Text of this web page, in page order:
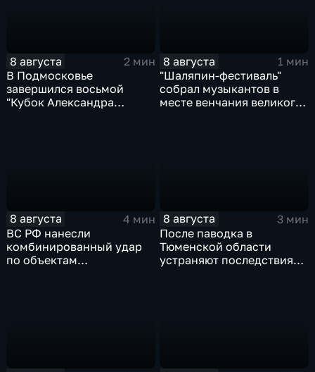
8 августа
2 мин
В Подмосковье
завершился восьмой
"Кубок Александра
8 августа
1 мин
"Шаляпин‑фестиваль"
собрал музыкантов в
месте венчания великого
8 августа
4 мин
ВС РФ нанесли
комбинированный удар
по объектам
8 августа
3 мин
После паводка в
Тюменской области
устраняют последствия